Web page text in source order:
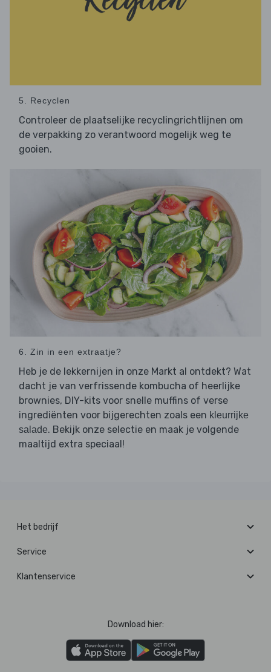
5. Recyclen
Controleer de plaatselijke recyclingrichtlijnen om
de verpakking zo verantwoord mogelijk weg te
gooien.
6. Zin in een extraatje?
Heb je de lekkernijen in onze Markt al ontdekt? Wat
dacht je van verfrissende kombucha of heerlijke
brownies, DIY-kits voor snelle muffins of verse
ingrediënten voor bijgerechten zoals een kleurrijke
salade. Bekijk onze selectie en maak je volgende
maaltijd extra speciaal!
Het bedrijf
Service
Klantenservice
Download hier: